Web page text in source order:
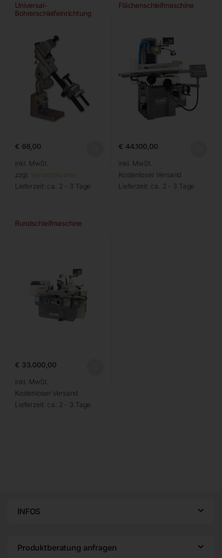
Universal-
Bohrerschleifeinrichtung
€ 66,00
inkl. MwSt.
zzgl. Versandkosten
Lieferzeit: ca. 2 - 3 Tage
Flächenschleifmaschine
€ 44.100,00
inkl. MwSt.
Kostenloser Versand
Lieferzeit: ca. 2 - 3 Tage
Rundschleifmaschine
€ 33.000,00
inkl. MwSt.
Kostenloser Versand
Lieferzeit: ca. 2 - 3 Tage
INFOS
Produktberatung anfragen